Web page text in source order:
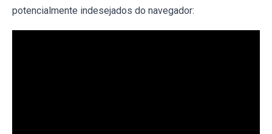
potencialmente indesejados do navegador: